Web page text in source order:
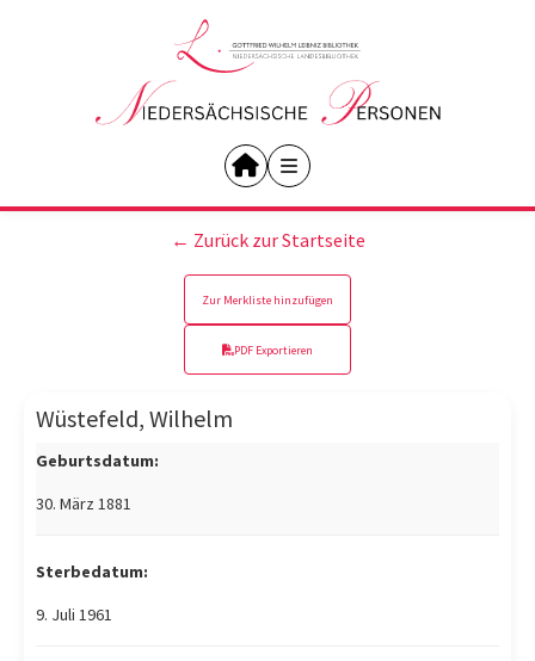
← Zurück zur Startseite
Zur Merkliste hinzufügen
PDF Exportieren
Wüstefeld, Wilhelm
Geburtsdatum:
30. März 1881
Sterbedatum:
9. Juli 1961